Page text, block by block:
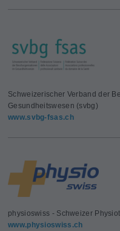
Schweizerischer Verband der
Gesundheitswesen (svbg)
www.svbg-fsas.ch
physioswiss - Schweizer
www.physioswiss.ch